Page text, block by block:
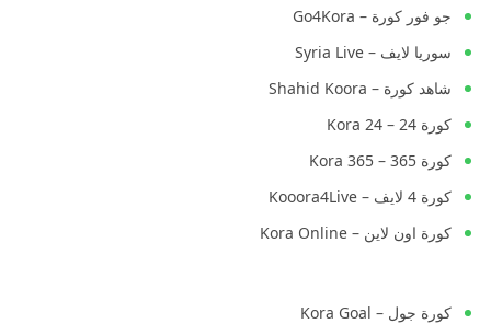
جو فور كورة – Go4Kora
سوريا لايف – Syria Live
شاهد كورة – Shahid Koora
كورة 24 – Kora 24
كورة 365 – Kora 365
كورة 4 لايف – Kooora4Live
كورة اون لاين – Kora Online
كورة جول – Kora Goal